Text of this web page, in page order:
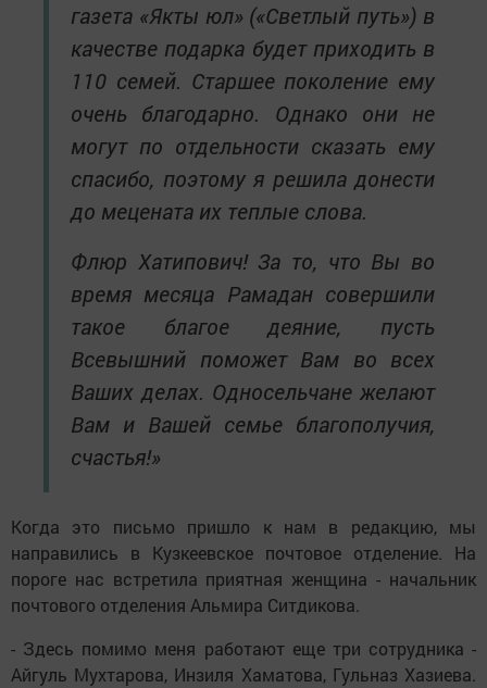
газета «Якты юл» («Светлый путь») в
качестве подарка будет приходить в
110 семей. Старшее поколение ему
очень благодарно. Однако они не
могут по отдельности сказать ему
спасибо, поэтому я решила донести
до мецената их теплые слова.
Флюр Хатипович! За то, что Вы во
время месяца Рамадан совершили
такое благое деяние, пусть
Всевышний поможет Вам во всех
Ваших делах. Односельчане желают
Вам и Вашей семье благополучия,
счастья!»
Когда это письмо пришло к нам в редакцию, мы
направились в Кузкеевское почтовое отделение. На
пороге нас встретила приятная женщина - начальник
почтового отделения Альмира Ситдикова.
- Здесь помимо меня работают еще три сотрудника -
Айгуль Мухтарова, Инзиля Хаматова, Гульназ Хазиева.